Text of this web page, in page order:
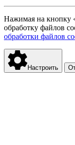
Нажимая на кнопку
обработку файлов
обработки файлов
Настроить